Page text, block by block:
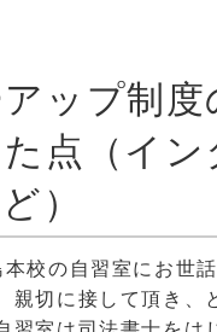
ップ制
点（イン
）
校の自習室にお世
親切に接して頂き